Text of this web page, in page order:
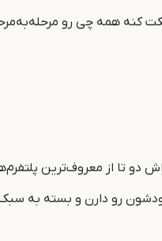
کنه همه چی رو
رو دارن و بسته به